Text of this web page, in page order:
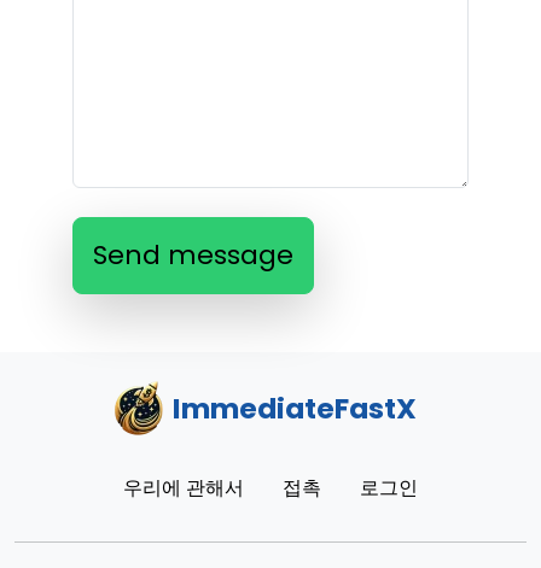
Send message
ImmediateFastX
우리에 관해서 접촉 로그인